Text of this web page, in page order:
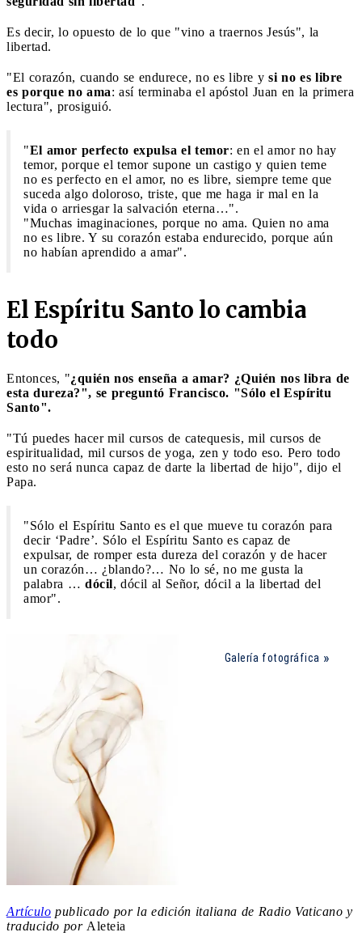
Es decir, lo opuesto de lo que "vino a traernos Jesús", la
libertad.
"El corazón, cuando se endurece, no es libre y si no es libre
es porque no ama: así terminaba el apóstol Juan en la primera
lectura", prosiguió.
"El amor perfecto expulsa el temor: en el amor no hay
temor, porque el temor supone un castigo y quien teme
no es perfecto en el amor, no es libre, siempre teme que
suceda algo doloroso, triste, que me haga ir mal en la
vida o arriesgar la salvación eterna…".
"Muchas imaginaciones, porque no ama. Quien no ama
no es libre. Y su corazón estaba endurecido, porque aún
no habían aprendido a amar".
El Espíritu Santo lo cambia
todo
Entonces, "¿quién nos enseña a amar? ¿Quién nos libra de
esta dureza?", se preguntó Francisco. "Sólo el Espíritu
Santo".
"Tú puedes hacer mil cursos de catequesis, mil cursos de
espiritualidad, mil cursos de yoga, zen y todo eso. Pero todo
esto no será nunca capaz de darte la libertad de hijo", dijo el
Papa.
"Sólo el Espíritu Santo es el que mueve tu corazón para
decir ‘Padre’. Sólo el Espíritu Santo es capaz de
expulsar, de romper esta dureza del corazón y de hacer
un corazón… ¿blando?… No lo sé, no me gusta la
palabra … dócil, dócil al Señor, dócil a la libertad del
amor".
Galería fotográfica
Artículo publicado por la edición italiana de Radio Vaticano y
traducido por Aleteia